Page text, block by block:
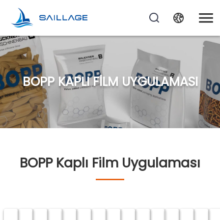
BOPP KAPLI FILM UYGULAMASI
BOPP Kaplı Film Uygulaması